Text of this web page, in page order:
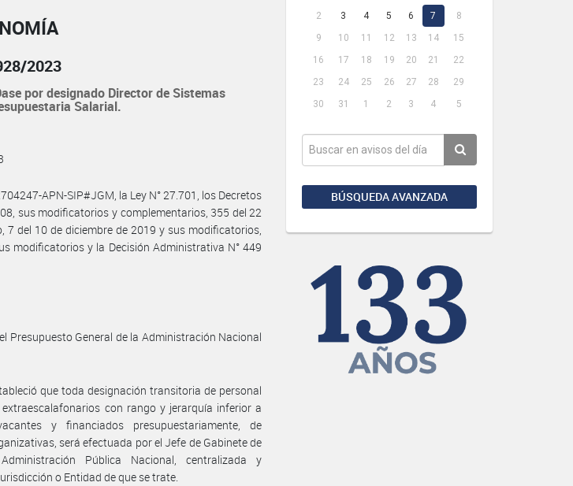
2
3 4 5 6 7
8
9
10 11 12 13 14
15
16
17 18 19 20 21
22
23
24 25 26 27 28
29
30
31 1 2 3 4 5
BÚSQUEDA AVANZADA
2023
por designado Director de Sistemas
Salarial.
APN-SIP#JGM, la Ley N° 27.701, los Decretos
sus modificatorios y complementarios, 355 del 22
7 del 10 de diciembre de 2019 y sus modificatorios,
modificatorios y la Decisión Administrativa N° 449
Presupuesto General de la Administración Nacional
que toda designación transitoria de personal
con rango y jerarquía inferior a
y financiados presupuestariamente, de
será efectuada por el Jefe de Gabinete de
Pública Nacional, centralizada y
o Entidad de que se trate.